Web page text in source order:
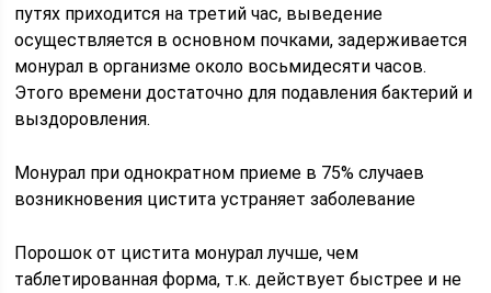
путях приходится на третий час, выведение
осуществляется в основном почками, задерживается
монурал в организме около восьмидесяти часов.
Этого времени достаточно для подавления бактерий и
выздоровления.
Монурал при однократном приеме в 75% случаев
возникновения цистита устраняет заболевание
Порошок от цистита монурал лучше, чем
таблетированная форма, т.к. действует быстрее и не